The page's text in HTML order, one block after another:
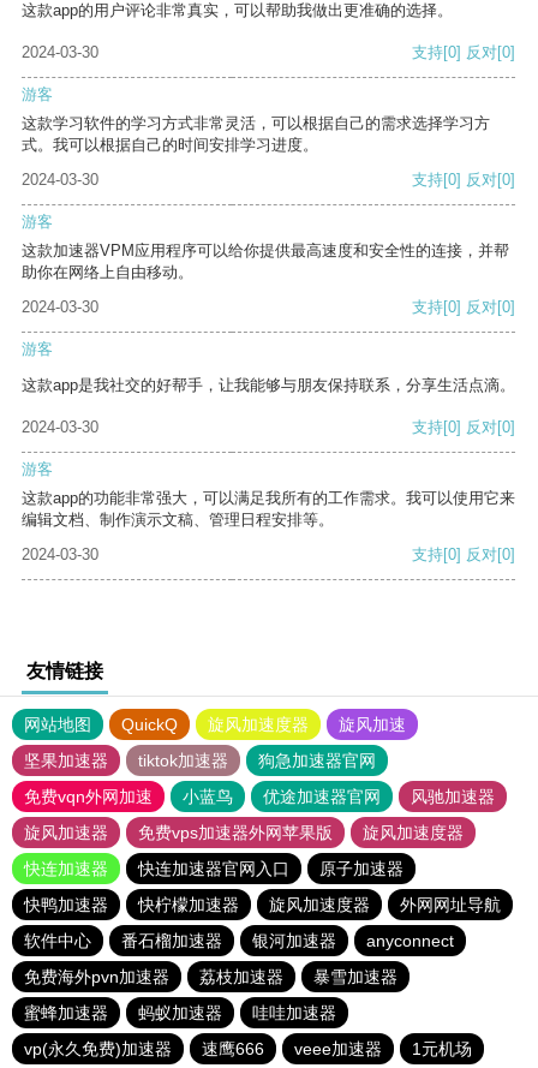
这款app的用户评论非常真实，可以帮助我做出更准确的选择。
2024-03-30 支持[0] 反对[0]
游客
这款学习软件的学习方式非常灵活，可以根据自己的需求选择学习方
式。我可以根据自己的时间安排学习进度。
2024-03-30
支持[0] 反对[0]
游客
这款加速器VPM应用程序可以给你提供最高速度和安全性的连接，并帮
助你在网络上自由移动。
2024-03-30
支持[0] 反对[0]
游客
这款app是我社交的好帮手，让我能够与朋友保持联系，分享生活点滴。
2024-03-30 支持[0] 反对[0]
游客
这款app的功能非常强大，可以满足我所有的工作需求。我可以使用它来
编辑文档、制作演示文稿、管理日程安排等。
2024-03-30
支持[0] 反对[0]
友情链接
网站地图 QuickQ 旋风加速度器
旋风加速
坚果加速器
tiktok加速器
狗急加速器官网
免费vqn外网加速
小蓝鸟 优途加速器官网
风驰加速器
旋风加速器
免费vps加速器外网苹果版
旋风加速度器
快连加速器
快连加速器官网入口
原子加速器
快鸭加速器
快柠檬加速器 旋风加速度器
外网网址导航
软件中心
番石榴加速器 银河加速器
anyconnect
免费海外pvn加速器
荔枝加速器
暴雪加速器
蜜蜂加速器
蚂蚁加速器
哇哇加速器
vp(永久免费)加速器
速鹰666 veee加速器 1元机场